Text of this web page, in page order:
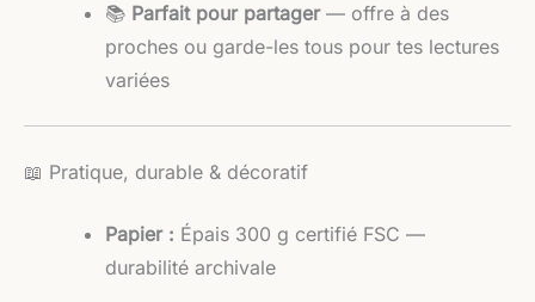
📚 Parfait pour partager— offre à des
proches ou garde-les tous pour tes lectures
variées
📖 Pratique, durable & décoratif
Papier : Épais 300 g certifié FSC —
durabilité archivale